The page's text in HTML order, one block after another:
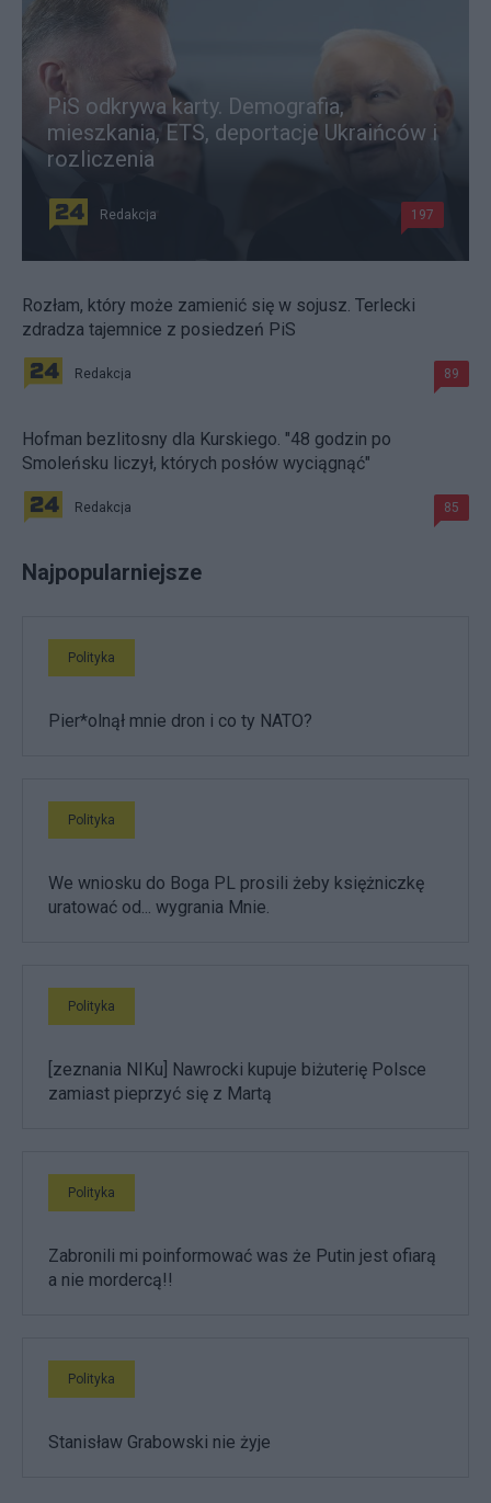
PiS odkrywa karty. Demografia,
mieszkania, ETS, deportacje Ukraińców i
rozliczenia
Redakcja 197
Rozłam, który może zamienić się w sojusz. Terlecki
zdradza tajemnice z posiedzeń PiS
Redakcja 89
Hofman bezlitosny dla Kurskiego. "48 godzin po
Smoleńsku liczył, których posłów wyciągnąć"
Redakcja 85
Najpopularniejsze
Polityka
Pier*olnął mnie dron i co ty NATO?
Polityka
We wniosku do Boga PL prosili żeby księżniczkę
uratować od... wygrania Mnie.
Polityka
[zeznania NIKu] Nawrocki kupuje biżuterię Polsce
zamiast pieprzyć się z Martą
Polityka
Zabronili mi poinformować was że Putin jest ofiarą
a nie mordercą!!
Polityka
Stanisław Grabowski nie żyje